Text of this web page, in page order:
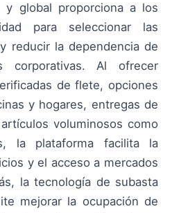
y global proporciona a los
para seleccionar las
reducir la dependencia de
corporativas. Al ofrecer
de flete, opciones
y hogares, entregas de
voluminosos como
la plataforma facilita la
y el acceso a mercados
la tecnología de subasta
mejorar la ocupación de